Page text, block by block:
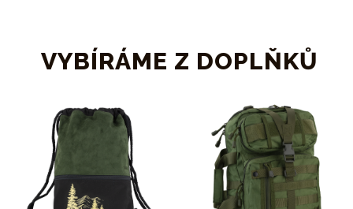
VYBÍRÁME Z DOPLŇKŮ